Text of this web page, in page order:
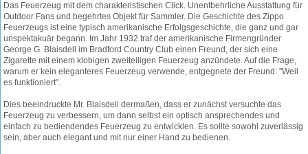
Das Feuerzeug mit dem charakteristischen Click. Unentbehrliche Ausstattung für
Outdoor Fans und begehrtes Objekt für Sammler. Die Geschichte des Zippo
Feuerzeugs ist eine typisch amerikanische Erfolgsgeschichte, die ganz und gar
unspektakuär begann. Im Jahr 1932 traf der amerikanische Firmengründer
George G. Blaisdell im Bradford Country Club einen Freund, der sich eine
Zigarette mit einem klobigen zweiteiligen Feuerzeug anzündete. Auf die Frage,
warum er kein eleganteres Feuerzeug verwende, entgegnete der Freund: "Weil
es funktioniert".
Dies beeindruckte Mr. Blaisdell dermaßen, dass er zunächst versuchte das
Feuerzeug zu verbessern, um dann selbst ein optisch ansprechendes und
einfach zu bediendendes Feuerzeug zu entwicklen. Es sollte sowohl zuverlässig
sein, aber auch elegant und mit nur einer Hand zu bedienen.